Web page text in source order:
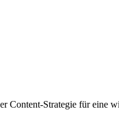
Content-Strategie für